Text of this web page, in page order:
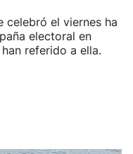
celebró el viernes ha
electoral en
referido a ella.